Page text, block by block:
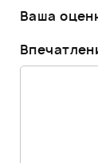
Ваша